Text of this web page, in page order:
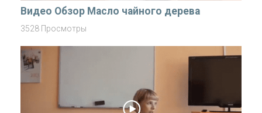
Видео Обзор Маслo чайного дерева
3528 Просмотры